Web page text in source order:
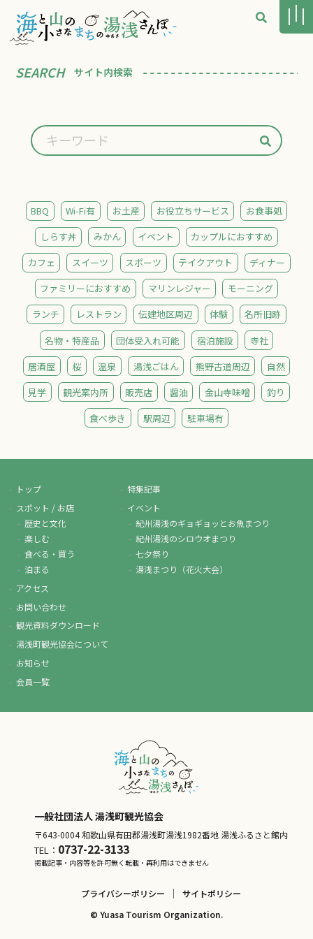
SEARCH サイト内検索
BBQ Wi-Fi有 お土産 お役立ちサービス
お食事処
しらす丼
みかん イベント
カップルにおすすめ
カフェ
スイーツ スポーツ テイクアウト
ディナー
ファミリーにおすすめ
マリンレジャー
モーニング
ランチ
レストラン 伝建地区周辺 体験
名所旧跡
名物・特産品
団体受入れ可能 宿泊施設
寺社
居酒屋
桜 温泉 湯浅ごはん 熊野古道周辺
自然
見学
観光案内所 販売店 醤油 金山寺味噌
釣り
食べ歩き
駅周辺 駐車場有
トップ
スポット / お店
歴史と文化
楽しむ
食べる・買う
泊まる
特集記事
イベント
紀州湯浅のギョギョッとお魚まつり
紀州湯浅のシロウオまつり
七夕祭り
湯浅まつり（花火大会）
アクセス
お問い合わせ
観光資料ダウンロード
湯浅町観光協会について
お知らせ
会員一覧
一般社団法人 湯浅町観光協会
〒643-0004 和歌山県有田郡湯浅町湯浅1982番地 湯浅ふるさと館内
TEL： 0737-22-3133
掲載記事・内容等を許可無く転載・再利用はできません
プライバシーポリシー
サイトポリシー
© Yuasa Tourism Organization.